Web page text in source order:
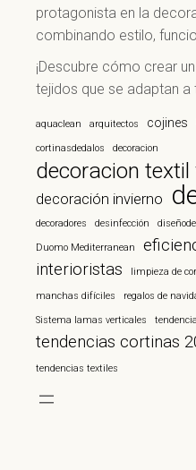
protagonista en la
combinando estilo,
¡Descubre cómo crear
tejidos que se adaptan
aquaclean arquitectos cojines
cortinasdedalos decoracion
decoracion
decoración invierno
decoradores desinfección
Duomo Mediterranean
interioristas limpieza de
manchas difíciles regalos de
Sistema lamas verticales
tendencias cortinas
tendencias textiles